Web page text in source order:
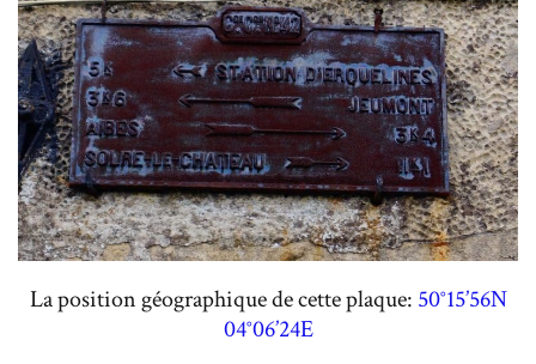
La position géographique de cette plaque: 50°15’56N
04°06’24E